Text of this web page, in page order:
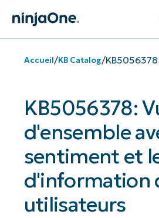
Accueil/KB Catalog/KB5056378
KB5056378:
d'ensemble
sentiment et
d'information
utilisateurs